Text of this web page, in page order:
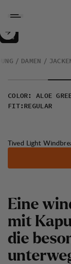
Tived Light
VERKAUF
30%
DAMEN
COLOR : ALOE
FIT: REGULAR
Tived Light
Eine
mit
die